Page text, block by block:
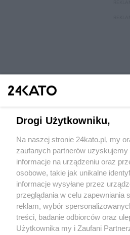
Wydawca mediów lokalnych
Nie zapomnij
zapoznać się z:
polityką prywatności
Twojemiasto
Drogi Użytkowniku,
Na naszej stronie 24kato.pl, my
zaufanych partnerów
informacje na urządzeniu oraz
osobowe, takie jak unikalne
informacje wysyłane przez
przeglądania w celu zapewniania
reklam, wybór
treści, badanie odbiorców oraz
Użytkownika my i Zaufani